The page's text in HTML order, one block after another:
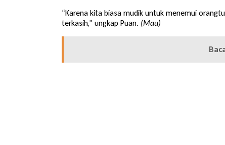
“Karena kita biasa mudik untuk menemui
terkasih,” ungkap Puan. (Mau)